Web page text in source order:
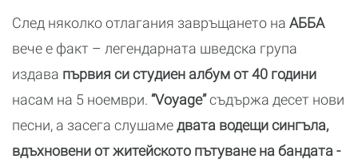
След няколко отлагания завръщането на AББA
вече е факт – легендарната шведска група
издава първия си студиен албум от 40 години
насам на 5 ноември. “Voyage”съдържа десет нови
песни, а засега слушамедвата водещи сингъла,
вдъхновени от житейското пътуване на бандата -